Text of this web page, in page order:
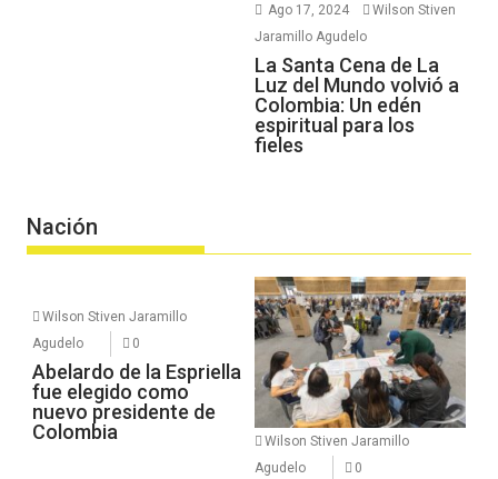
Ago 17, 2024
Wilson Stiven
Jaramillo Agudelo
La Santa Cena de La
Luz del Mundo volvió a
Colombia: Un edén
espiritual para los
fieles
Nación
Wilson Stiven Jaramillo
Agudelo
0
Abelardo de la Espriella
fue elegido como
nuevo presidente de
Colombia
Wilson Stiven Jaramillo
Agudelo
0